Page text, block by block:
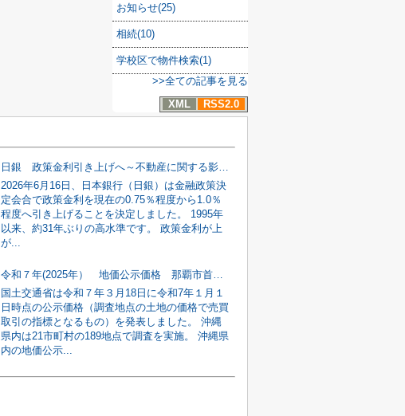
お知らせ(25)
相続(10)
学校区で物件検索(1)
>>全ての記事を見る
XML
RSS2.0
2026年6月16日、日本銀行（日銀）は金融政策決
定会合で政策金利を現在の0.75％程度から1.0％
程度へ引き上げることを決定しました。 1995年
以来、約31年ぶりの高水準です。 政策金利が上
が...
国土交通省は令和７年３月18日に令和7年１月１
日時点の公示価格（調査地点の土地の価格で売買
取引の指標となるもの）を発表しました。 沖縄
県内は21市町村の189地点で調査を実施。 沖縄県
内の地価公示...